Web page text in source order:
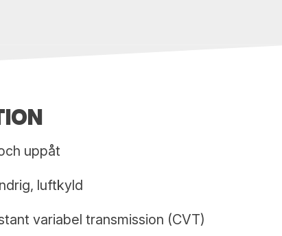
uppåt
luftkyld
variabel transmission (CVT)